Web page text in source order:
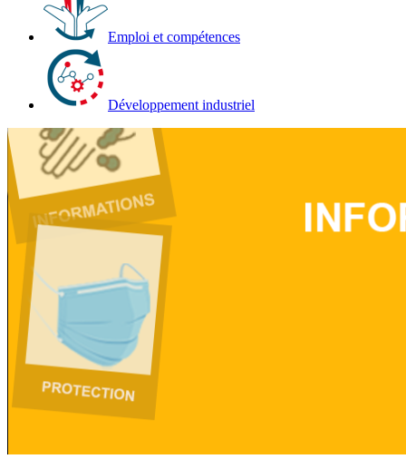
Emploi et compétences
Développement industriel